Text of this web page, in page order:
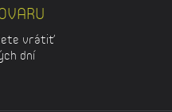
vrátiť
dní